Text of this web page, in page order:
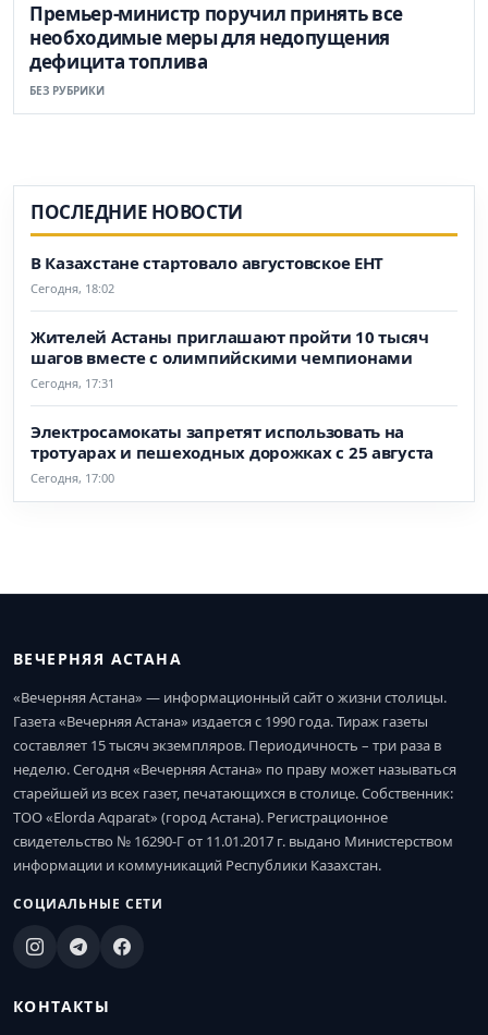
Премьер-министр поручил принять все
необходимые меры для недопущения
дефицита топлива
БЕЗ РУБРИКИ
ПОСЛЕДНИЕ НОВОСТИ
В Казахстане стартовало августовское ЕНТ
Сегодня, 18:02
Жителей Астаны приглашают пройти 10 тысяч
шагов вместе с олимпийскими чемпионами
Сегодня, 17:31
Электросамокаты запретят использовать на
тротуарах и пешеходных дорожках с 25 августа
Сегодня, 17:00
ВЕЧЕРНЯЯ АСТАНА
«Вечерняя Астана» — информационный сайт о жизни столицы.
Газета «Вечерняя Астана» издается с 1990 года. Тираж газеты
составляет 15 тысяч экземпляров. Периодичность – три раза в
неделю. Сегодня «Вечерняя Астана» по праву может называться
старейшей из всех газет, печатающихся в столице. Собственник:
ТОО «Elorda Aqparat» (город Астана). Регистрационное
свидетельство № 16290-Г от 11.01.2017 г. выдано Министерством
информации и коммуникаций Республики Казахстан.
СОЦИАЛЬНЫЕ СЕТИ
КОНТАКТЫ